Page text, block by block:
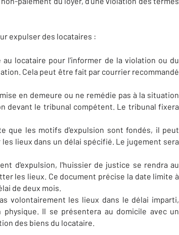
expulser des locataires :
locataire pour l'informer de la violation ou du
Cela peut être fait par courrier recommandé
en demeure ou ne remédie pas à la situation
devant le tribunal compétent. Le tribunal fixera
que les motifs d'expulsion sont fondés, il peut
lieux dans un délai spécifié. Le jugement sera
d'expulsion, l'huissier de justice se rendra au
les lieux. Ce document précise la date limite à
de deux mois.
volontairement les lieux dans le délai imparti,
Il se présentera au domicile avec un
des biens du locataire.